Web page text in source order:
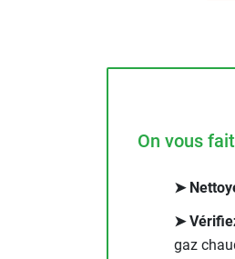
Chauffage au fioul
Aérotherme au fioul
On vous
➤
➤
gaz